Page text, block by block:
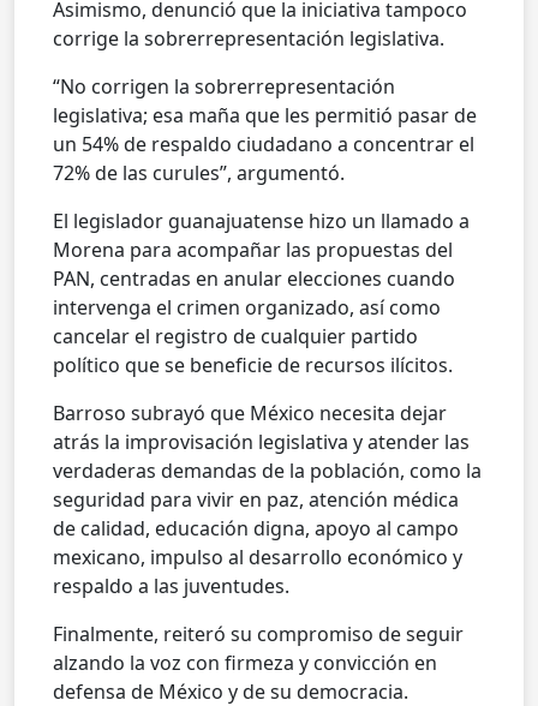
Asimismo, denunció que la iniciativa tampoco
corrige la sobrerrepresentación legislativa.
“No corrigen la sobrerrepresentación
legislativa; esa maña que les permitió pasar de
un 54% de respaldo ciudadano a concentrar el
72% de las curules”, argumentó.
El legislador guanajuatense hizo un llamado a
Morena para acompañar las propuestas del
PAN, centradas en anular elecciones cuando
intervenga el crimen organizado, así como
cancelar el registro de cualquier partido
político que se beneficie de recursos ilícitos.
Barroso subrayó que México necesita dejar
atrás la improvisación legislativa y atender las
verdaderas demandas de la población, como la
seguridad para vivir en paz, atención médica
de calidad, educación digna, apoyo al campo
mexicano, impulso al desarrollo económico y
respaldo a las juventudes.
Finalmente, reiteró su compromiso de seguir
alzando la voz con firmeza y convicción en
defensa de México y de su democracia.